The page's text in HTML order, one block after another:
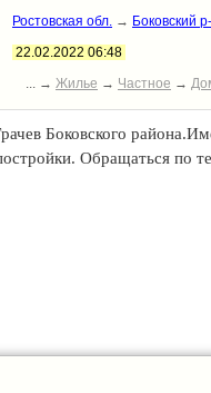
Ростовская обл. → Боковский
22.02.2022 06:48
... → Жилье → Частное →
Боковского
Обращаться по